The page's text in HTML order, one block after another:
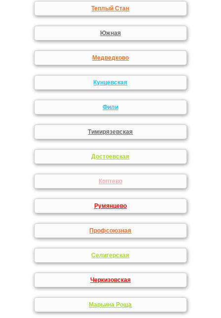
Теплый Стан
Южная
Медведково
Кунцевская
Фили
Тимирязевская
Достоевская
Коптево
Румянцево
Профсоюзная
Селигерская
Черкизовская
Марьина Роща